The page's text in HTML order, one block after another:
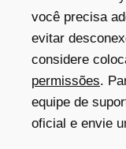
você precisa
evitar
considere
permissões.
equipe de
oficial e envie